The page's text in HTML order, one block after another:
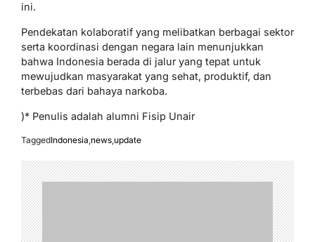
ini.
Pendekatan kolaboratif yang melibatkan berbagai sektor
serta koordinasi dengan negara lain menunjukkan
bahwa Indonesia berada di jalur yang tepat untuk
mewujudkan masyarakat yang sehat, produktif, dan
terbebas dari bahaya narkoba.
)* Penulis adalah alumni Fisip Unair
TaggedIndonesia,news,update